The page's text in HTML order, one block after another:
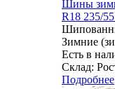
Шины
R18 235/
Зимние
Есть в
Склад:
Подробнее